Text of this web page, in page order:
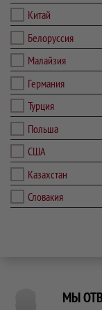
Китай
Белоруссия
Малайзия
Германия
Турция
Польша
США
Казахстан
Словакия
МЫ